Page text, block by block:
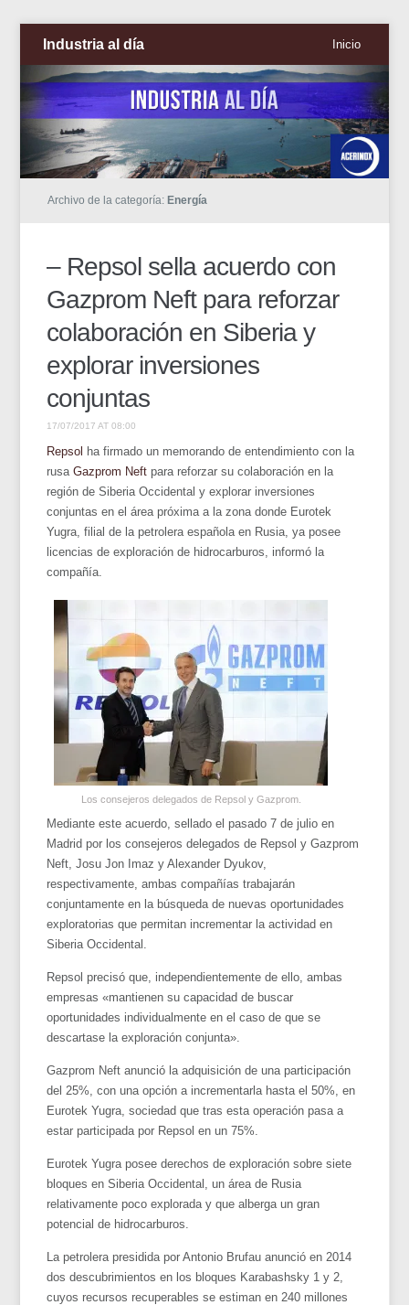
Industria al día Inicio
Archivo de la categoría:Energía
– Repsol sella acuerdo con
Gazprom Neft para reforzar
colaboración en Siberia y
explorar inversiones
conjuntas
17/07/2017 AT 08:00
Repsol ha firmado un memorando de entendimiento con la
rusaGazprom Neft para reforzar su colaboración en la
región de Siberia Occidental y explorar inversiones
conjuntas en el área próxima a la zona donde Eurotek
Yugra, filial de la petrolera española en Rusia, ya posee
licencias de exploración de hidrocarburos, informó la
compañía.
Los consejeros delegados de Repsol y Gazprom.
Mediante este acuerdo, sellado el pasado 7 de julio en
Madrid por los consejeros delegados de Repsol y Gazprom
Neft, Josu Jon Imaz y Alexander Dyukov,
respectivamente, ambas compañías trabajarán
conjuntamente en la búsqueda de nuevas oportunidades
exploratorias que permitan incrementar la actividad en
Siberia Occidental.
Repsol precisó que, independientemente de ello, ambas
empresas «mantienen su capacidad de buscar
oportunidades individualmente en el caso de que se
descartase la exploración conjunta».
Gazprom Neft anunció la adquisición de una participación
del 25%, con una opción a incrementarla hasta el 50%, en
Eurotek Yugra, sociedad que tras esta operación pasa a
estar participada por Repsol en un 75%.
Eurotek Yugra posee derechos de exploración sobre siete
bloques en Siberia Occidental, un área de Rusia
relativamente poco explorada y que alberga un gran
potencial de hidrocarburos.
La petrolera presidida por Antonio Brufau anunció en 2014
dos descubrimientos en los bloques Karabashsky 1 y 2,
cuyos recursos recuperables se estiman en 240 millones